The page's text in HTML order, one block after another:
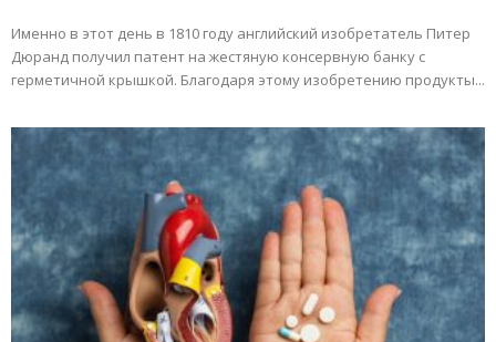
Именно в этот день в 1810 году английский изобретатель Питер
Дюранд получил патент на жестяную консервную банку с
герметичной крышкой. Благодаря этому изобретению продукты...